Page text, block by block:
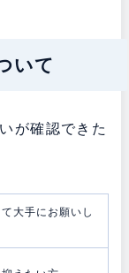
いて
が確認できた
大手にお願いし